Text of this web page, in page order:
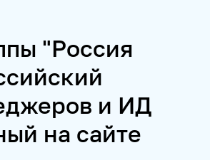
PARTY ПОЖАЛУЙСТА, ДЫШИТЕ!
"Россия
и ИД
на сайте